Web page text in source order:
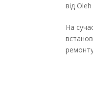
від Oleh
На